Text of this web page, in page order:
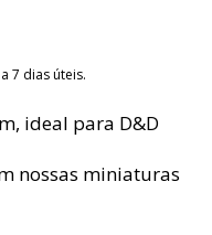
7 dias úteis.
ideal para D&D
nossas miniaturas